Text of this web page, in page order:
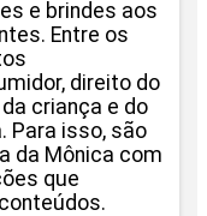
e brindes aos
Entre os
direito do
criança e do
Para isso, são
da Mônica com
que